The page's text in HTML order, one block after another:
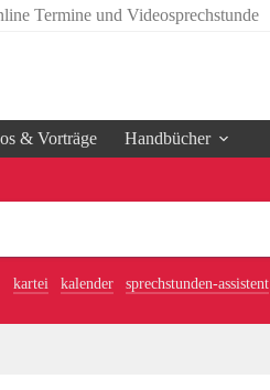
Termine und Videosprechstunde
& Vorträge Handbücher
kartei kalender sprechstunden-assistent